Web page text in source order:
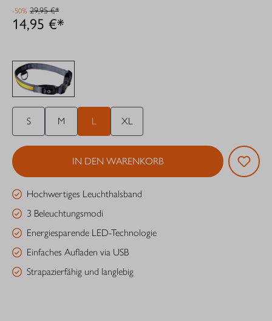
14,95 €*
-50% 29,95 €*
S M L XL
IN DEN WARENKORB
Hochwertiges Leuchthalsband
3 Beleuchtungsmodi
Energiesparende LED-Technologie
Einfaches Aufladen via USB
Strapazierfähig und langlebig